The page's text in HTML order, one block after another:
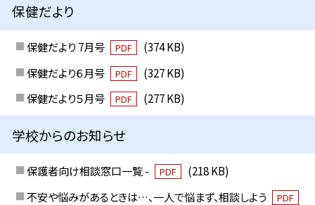
保健だより
保健だより 7月号 PDF
(374 KB)
保健だより６月号
PDF
(327 KB)
保健だより５月号
PDF (277 KB)
学校からのお知らせ
保護者向け相談窓口一覧 - PDF
(218 KB)
不安や悩みがあるときは…、一人で悩まず、相談しよう
PDF